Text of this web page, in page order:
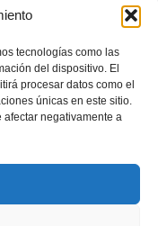
tecnologías como las
del dispositivo. El
procesar datos como el
únicas en este sitio.
afectar negativamente a
TV
Comunidad
privacidad
(UE)